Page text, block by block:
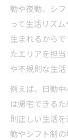
勤や夜勤、シ
って生活リズ
生まれるから
たエリアを担
や不規則な生活
例えば、日勤
は帰宅できる
則正しい生活
勤やシフト制